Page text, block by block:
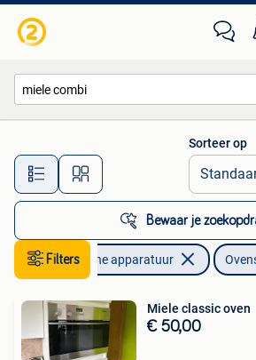
Alle afstanden…
Sorteer op
Bewaar je
Filters
Elektronische apparatuur
Miele classic oven
€ 50,00